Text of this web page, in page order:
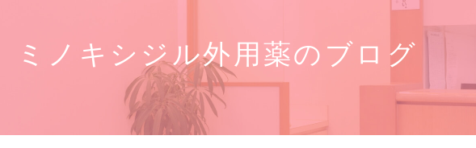
ミノキシジル外用薬のブログ